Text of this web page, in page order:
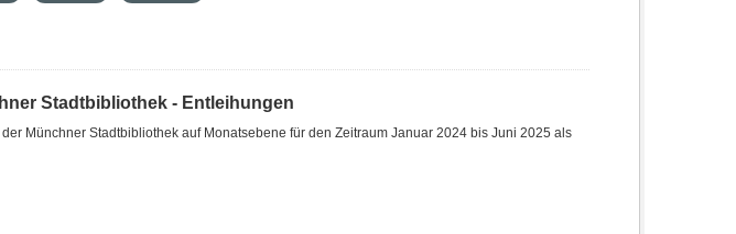
Stadtbibliothek - Entleihungen
Münchner Stadtbibliothek auf Monatsebene für den Zeitraum Januar 2024 bis Juni 2025 als